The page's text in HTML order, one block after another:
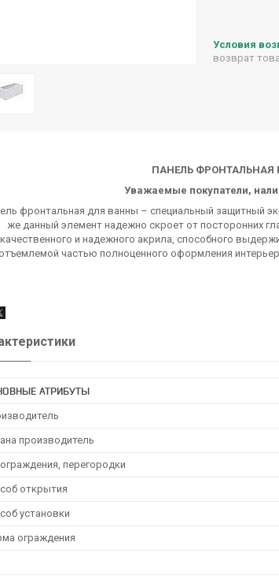
возврат
ПАНЕЛЬ ФРОНТАЛЬНАЯ
Уважаемые покупатели,
фронтальная для ванны – специальный защитный
же данный элемент надежно скроет от посторонних
качественного и надежного акрила, способного
частью полноценного оформления
АТРИБУТЫ
производитель
перегородки
открытия
установки
ограждения